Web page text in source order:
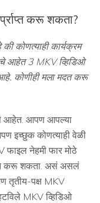
करू शकता?
कोणत्याही कार्यक्रम
आहेत 3 MKV व्हिडिओ
कोणीही मला मदत करू
आहेत. आपण आपल्या
इच्छुक कोणत्याही वेळी
नेहमी फार मोठे
करू शकता. असं असलं
तृतीय-पक्ष MKV
MKV व्हिडिओ